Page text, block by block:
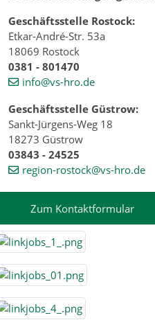
Geschäftsstelle Rostock:
Etkar-André-Str. 53a
18069 Rostock
0381 - 801470
info@vs-hro.de
Geschäftsstelle Güstrow:
Sankt-Jürgens-Weg 18
18273 Güstrow
03843 - 24525
region-rostock@vs-hro.de
Zum Kontaktformular